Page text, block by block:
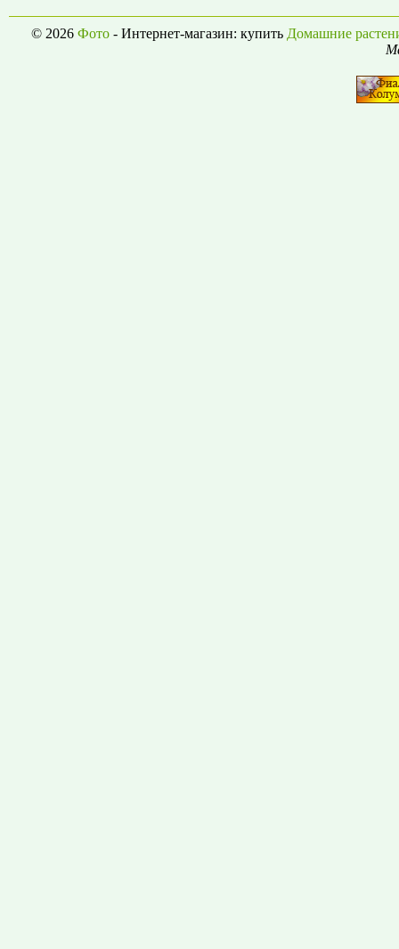
© 2026 Фото - Интернет-магазин: купить Домашние